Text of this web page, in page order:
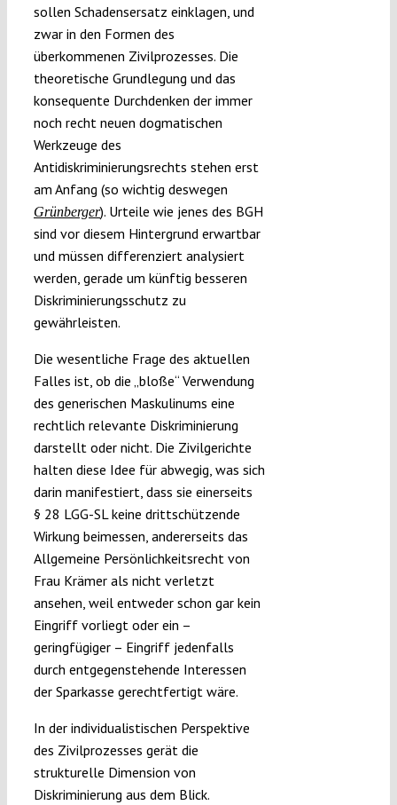
sollen Schadensersatz einklagen, und
zwar in den Formen des
überkommenen Zivilprozesses. Die
theoretische Grundlegung und das
konsequente Durchdenken der immer
noch recht neuen dogmatischen
Werkzeuge des
Antidiskriminierungsrechts stehen erst
am Anfang (so wichtig deswegen
Grünberger). Urteile wie jenes des BGH
sind vor diesem Hintergrund erwartbar
und müssen differenziert analysiert
werden, gerade um künftig besseren
Diskriminierungsschutz zu
gewährleisten.
Die wesentliche Frage des aktuellen
Falles ist, ob die „bloße“ Verwendung
des generischen Maskulinums eine
rechtlich relevante Diskriminierung
darstellt oder nicht. Die Zivilgerichte
halten diese Idee für abwegig, was sich
darin manifestiert, dass sie einerseits
§ 28 LGG-SL keine drittschützende
Wirkung beimessen, andererseits das
Allgemeine Persönlichkeitsrecht von
Frau Krämer als nicht verletzt
ansehen, weil entweder schon gar kein
Eingriff vorliegt oder ein –
geringfügiger – Eingriff jedenfalls
durch entgegenstehende Interessen
der Sparkasse gerechtfertigt wäre.
In der individualistischen Perspektive
des Zivilprozesses gerät die
strukturelle Dimension von
Diskriminierung aus dem Blick.